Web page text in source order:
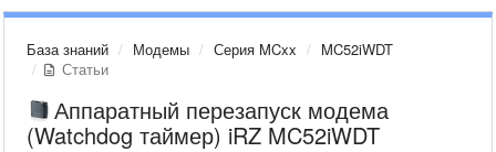
База знаний Модемы Серия MCxx
MC52iWDT
Статьи
Аппаратный перезапуск модема
(Watchdog таймер) iRZ MC52iWDT